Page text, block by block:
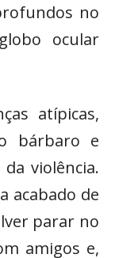
no
ocular
atípicas,
bárbaro e
violência.
acabado de
parar no
amigos e,